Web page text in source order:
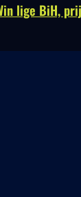
lige BiH,